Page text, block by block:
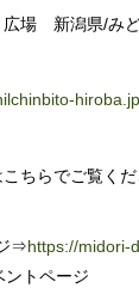
広場 新潟県/み
ちらでご覧く
⇒https://midori-
トページ